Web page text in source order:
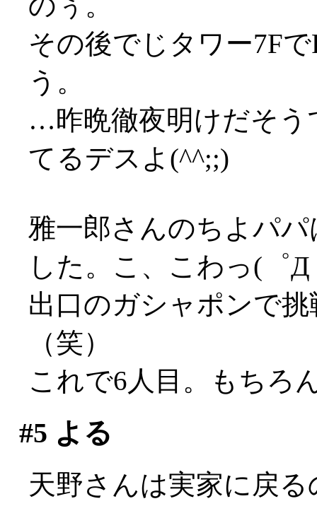
その後でじタワー7F
う。
…昨晩徹夜明けだそう
てるデスよ(^^;;)
雅一郎さんのちよパ
した。こ、こわっ(゜Д
出口のガシャポンで
（笑）
これで6人目。もちろ
#5 よる
天野さんは実家に戻